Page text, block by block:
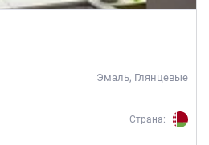
Эмаль, Глянцевые
Страна: